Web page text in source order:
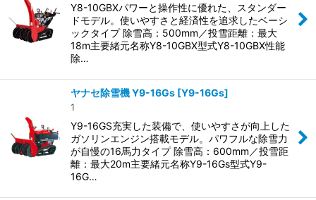
Y8-10GBXパワーと操作性に優れた、スタンダー
ドモデル。使いやすさと経済性を追求したベーシ
ックタイプ 除雪高：500mm／投雪距離：最大
18m主要緒元名称Y8-10GBX型式Y8-10GBX性能
除…
ヤナセ除雪機 Y9-16Gs [Y9-16Gs]
1
Y9-16GS充実した装備で、使いやすさが向上した
ガソリンエンジン搭載モデル。パワフルな除雪力
が自慢の16馬力タイプ 除雪高：600mm／投雪距
離：最大20m主要緒元名称Y9-16Gs型式Y9-
16G…